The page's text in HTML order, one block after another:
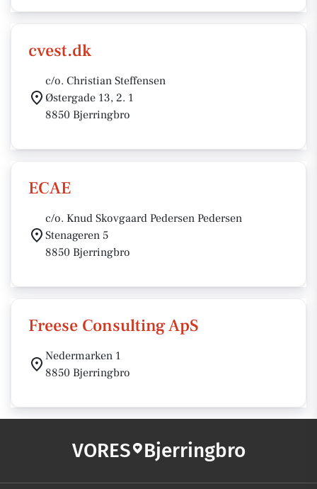
cvest.dk
c/o. Christian Steffensen
Østergade 13, 2. 1
8850 Bjerringbro
ECAE
c/o. Knud Skovgaard Pedersen Pedersen
Stenageren 5
8850 Bjerringbro
Freese Consulting ApS
Nedermarken 1
8850 Bjerringbro
VORES Bjerringbro